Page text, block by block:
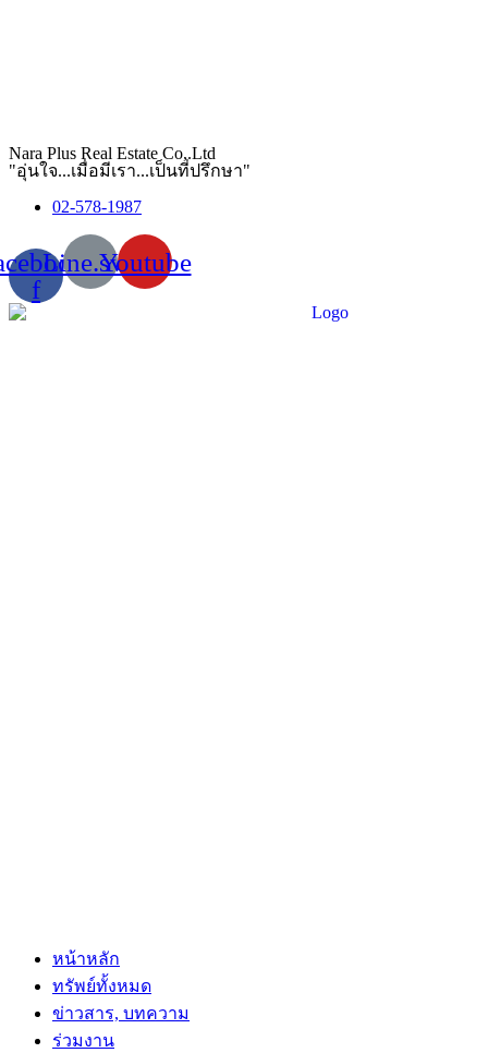
Nara Plus Real Estate Co,.Ltd
"อุ่นใจ...เมื่อมีเรา...เป็นที่ปรึกษา"
02-578-1987
f
Line.svgYoutube
หน้าหลัก
ทรัพย์ทั้งหมด
ข่าวสาร, บทความ
ร่วมงาน